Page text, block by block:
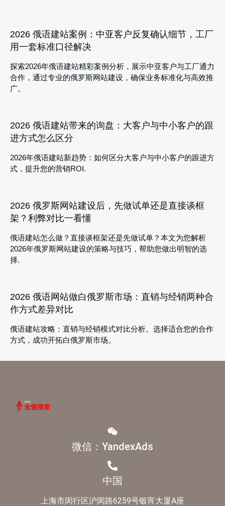
2026 俄语建站案例：中亚客户反复确认细节，工厂
用一套标准口径解决
探索2026年俄语建站精彩案例分析，展示中亚客户与工厂通力
合作，通过专业的俄罗斯网站建设，确保业务标准化与高效推
广。
2026 俄语建站带来的询盘：大客户与中小客户的跟
进方式怎么区分
2026年俄语建站新趋势：如何区分大客户与中小客户的跟进方
式，提升您的营销ROI.
2026 俄罗斯网站建设后，先做试单还是直接谈框
架？利弊对比一看懂
俄语建站怎么做？直接谈框架还是先做试单？本文为您解析
2026年俄罗斯网站建设的策略与技巧，帮助您做出明智的选
择.
2026 俄语网站做白俄罗斯市场：直销与经销两种合
作方式差异对比
俄语建站攻略：直销与经销模式对比分析。选择适合您的合作
方式，成功开拓白俄罗斯市场。
微信：YandexAds
中国
上海市闵行区沪闵路6259号银宵大厦A座